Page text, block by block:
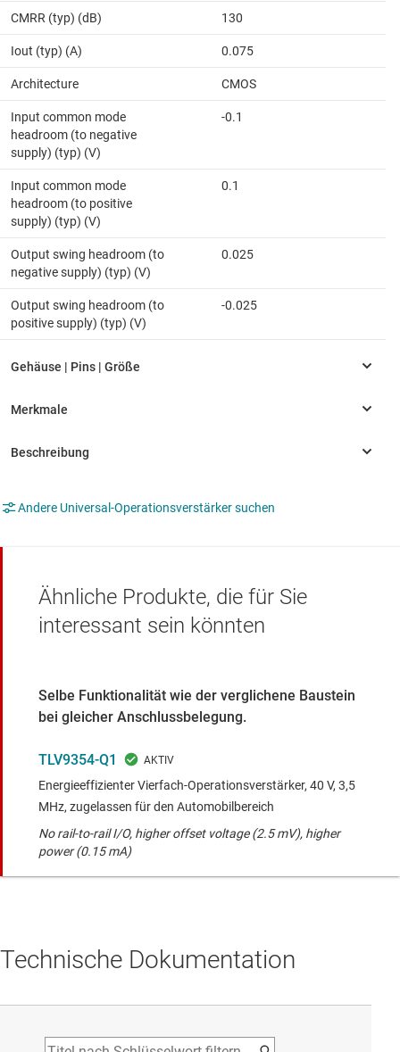
CMRR (typ) (dB) 130
Iout (typ) (A) 0.075
Architecture CMOS
Input common mode
headroom (to negative
supply) (typ) (V)
-0.1
Input common mode
headroom (to positive
supply) (typ) (V)
0.1
Output swing headroom (to
negative supply) (typ) (V)
0.025
Output swing headroom (to
positive supply) (typ) (V)
-0.025
Andere Universal-Operationsverstärker suchen
Ähnliche Produkte, die für Sie
interessant sein könnten
Selbe Funktionalität wie der verglichene Baustein
bei gleicher Anschlussbelegung.
TLV9354-Q1
Energieeffizienter Vierfach-Operationsverstärker, 40 V, 3,5
MHz, zugelassen für den Automobilbereich
No rail-to-rail I/O, higher offset voltage (2.5 mV), higher
power (0.15 mA)
Technische Dokumentation